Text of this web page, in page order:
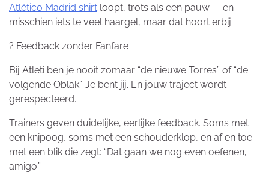
Atlético Madrid shirt loopt, trots als een pauw — en
misschien iets te veel haargel, maar dat hoort erbij.
?️ Feedback zonder Fanfare
Bij Atleti ben je nooit zomaar “de nieuwe Torres” of “de
volgende Oblak”. Je bent jij. En jouw traject wordt
gerespecteerd.
Trainers geven duidelijke, eerlijke feedback. Soms met
een knipoog, soms met een schouderklop, en af en toe
met een blik die zegt: “Dat gaan we nog even oefenen,
amigo.”